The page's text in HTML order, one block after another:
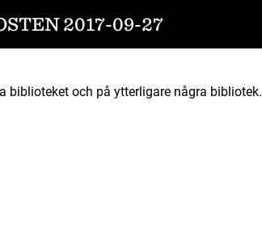
2017-09-27
biblioteket och på ytterligare några bibliotek.